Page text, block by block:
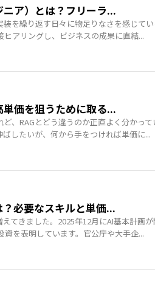
ア）とは？フリーラ...
を繰り返す日々に物足りなさを感じて
アリングし、ビジネスの成果に直結...
価を狙うために取る...
、RAGとどう違うのか正直よく分かって
したいが、何から手をつければ単価に...
必要なスキルと単価...
てきました。2025年12月にAI基本計画
を表明しています。官公庁や大手企...